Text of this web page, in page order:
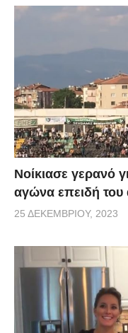
Νοίκιασε γερανό
αγώνα επειδή
25 ΔΕΚΕΜΒΡΊΟΥ, 2023